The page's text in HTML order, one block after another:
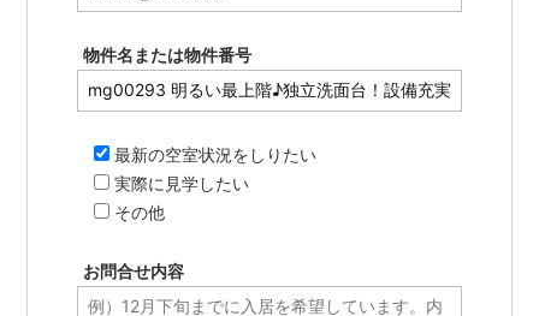
物件名または物件番号
最新の空室状況をしりたい
実際に見学したい
その他
お問合せ内容